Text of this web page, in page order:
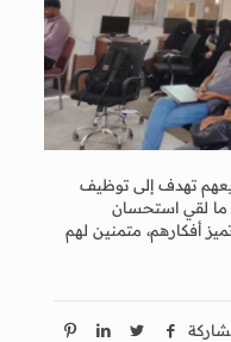
تهدف إلى توظيف
ما لقي استحسان
أفكارهم، متمنين لهم